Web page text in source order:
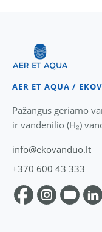
AER ET AQUA /
Pažangūs geriamo
ir vandenilio (H₂)
info@ekovanduo.lt
+370 600 43 333